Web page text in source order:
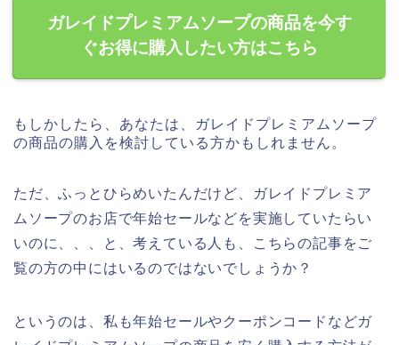
ガレイドプレミアムソープの商品を今す
ぐお得に購入したい方はこちら
もしかしたら、あなたは、ガレイドプレミアムソープ
の商品の購入を検討している方かもしれません。
ただ、ふっとひらめいたんだけど、ガレイドプレミア
ムソープのお店で年始セールなどを実施していたらい
いのに、、、と、考えている人も、こちらの記事をご
覧の方の中にはいるのではないでしょうか？
というのは、私も年始セールやクーポンコードなどガ